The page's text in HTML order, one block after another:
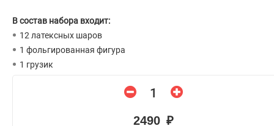
В состав набора входит:
12 латексных шаров
1 фольгированная фигура
1 грузик
2490 ₽